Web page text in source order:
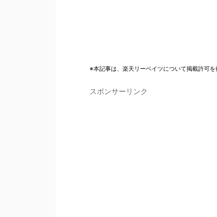
※本記事は、楽天リーベイツについて掲載許可
スポンサーリンク